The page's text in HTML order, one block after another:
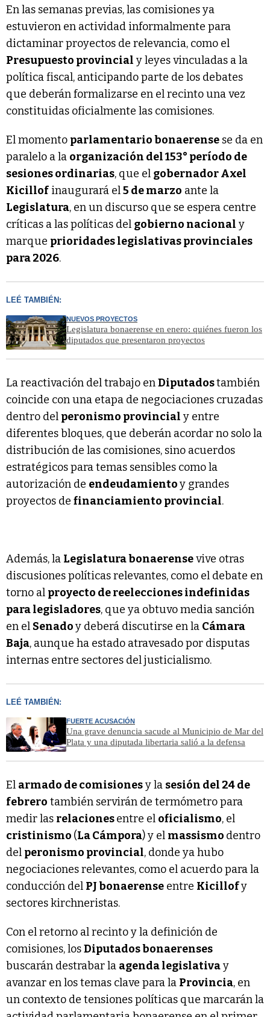
En las semanas previas, las comisiones ya
estuvieron en actividad informalmente para
dictaminar proyectos de relevancia, como el
Presupuesto provincial y leyes vinculadas a la
política fiscal, anticipando parte de los debates
que deberán formalizarse en el recinto una vez
constituidas oficialmente las comisiones.
El momento parlamentario bonaerense se da en
paralelo a la organización del 153° período de
sesiones ordinarias, que el gobernador Axel
Kicillofinaugurará el5 de marzo ante la
Legislatura, en un discurso que se espera centre
críticas a las políticas del gobierno nacional y
marque prioridades legislativas provinciales
para 2026.
LEÉ TAMBIÉN:
NUEVOS PROYECTOS
Legislatura bonaerense en enero: quiénes fueron los
diputados que presentaron proyectos
La reactivación del trabajo enDiputadostambién
coincide con una etapa de negociaciones cruzadas
dentro del peronismo provincial y entre
diferentes bloques, que deberán acordar no solo la
distribución de las comisiones, sino acuerdos
estratégicos para temas sensibles como la
autorización de endeudamientoy grandes
proyectos de financiamiento provincial.
Además, la Legislatura bonaerensevive otras
discusiones políticas relevantes, como el debate en
torno al proyecto de reelecciones indefinidas
para legisladores, que ya obtuvo media sanción
en el Senadoy deberá discutirse en la Cámara
Baja, aunque ha estado atravesado por disputas
internas entre sectores del justicialismo.
LEÉ TAMBIÉN:
FUERTE ACUSACIÓN
Una grave denuncia sacude al Municipio de Mar del
Plata y una diputada libertaria salió a la defensa
El armado de comisionesy la sesión del 24 de
febrero también servirán de termómetro para
medir las relacionesentre el oficialismo, el
cristinismo (La Cámpora) y el massismo dentro
del peronismo provincial, donde ya hubo
negociaciones relevantes, como el acuerdo para la
conducción del PJ bonaerense entre Kicillofy
sectores kirchneristas.
Con el retorno al recinto y la definición de
comisiones, losDiputados bonaerenses
buscarán destrabar la agenda legislativay
avanzar en los temas clave para la Provincia, en
un contexto de tensiones políticas que marcarán la